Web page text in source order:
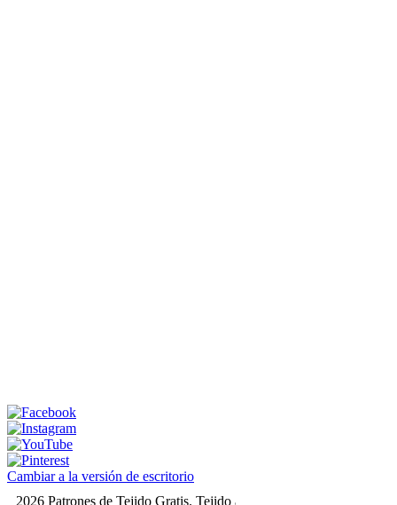
Cambiar a la versión de escritorio
2026 Patrones de Tejido Gratis. Tejido a dos agujas y